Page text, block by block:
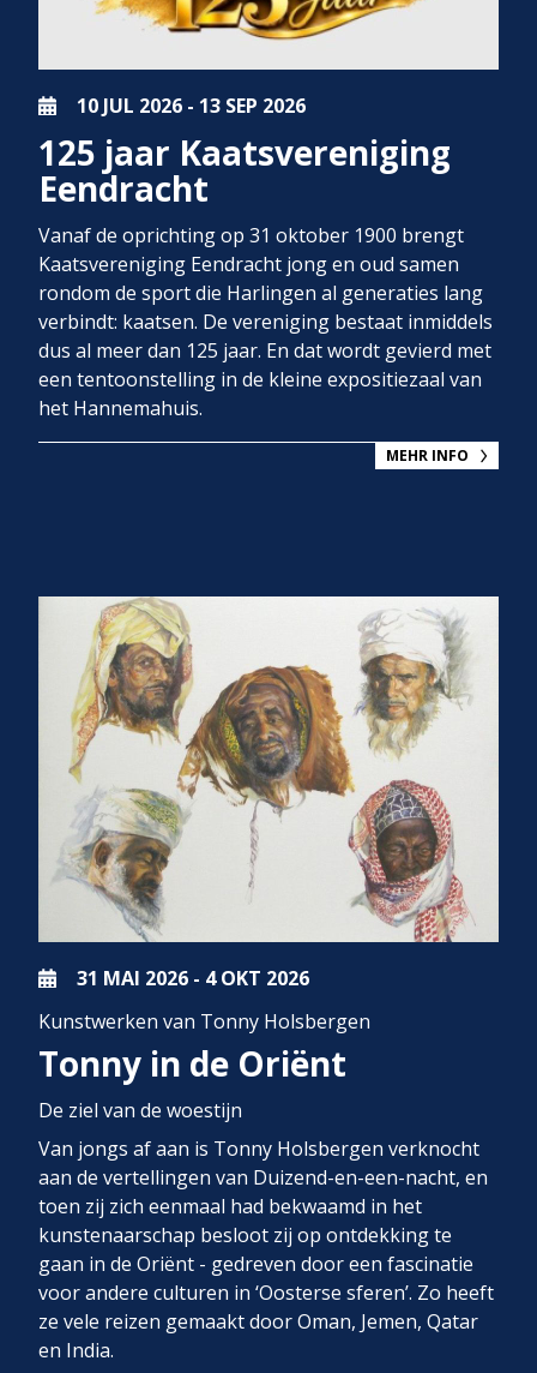
10 JUL 2026 - 13 SEP 2026
125 jaar Kaatsvereniging
Eendracht
Vanaf de oprichting op 31 oktober 1900 brengt
Kaatsvereniging Eendracht jong en oud samen
rondom de sport die Harlingen al generaties lang
verbindt: kaatsen. De vereniging bestaat inmiddels
dus al meer dan 125 jaar. En dat wordt gevierd met
een tentoonstelling in de kleine expositiezaal van
het Hannemahuis.
MEHR INFO
31 MAI 2026 - 4 OKT 2026
Kunstwerken van Tonny Holsbergen
Tonny in de Oriënt
De ziel van de woestijn
Van jongs af aan is Tonny Holsbergen verknocht
aan de vertellingen van Duizend-en-een-nacht, en
toen zij zich eenmaal had bekwaamd in het
kunstenaarschap besloot zij op ontdekking te
gaan in de Oriënt - gedreven door een fascinatie
voor andere culturen in ‘Oosterse sferen’. Zo heeft
ze vele reizen gemaakt door Oman, Jemen, Qatar
en India.